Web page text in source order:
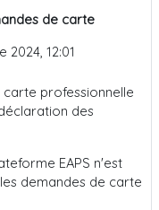
de carte
12:01
professionnelle
des
EAPS n'est
demandes de carte